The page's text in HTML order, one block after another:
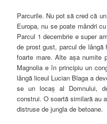
Parcurile. Nu pot să cred că
Europa, nu se poate mândri
Parcul 1 decembrie e super
de prost gust, parcul de
foarte mare. Alte aşa numite
Magnolia e în principiu un
lângă liceul Lucian Blaga a
se un locaş al Domnului,
construi. O soartă similară au
distruse de jungla de betoane.